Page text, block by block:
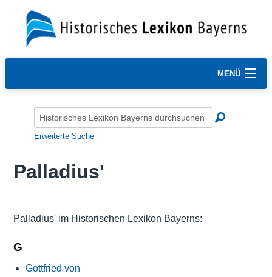
MENÜ
Erweiterte Suche
Palladius'
Palladius' im Historischen Lexikon Bayerns:
G
Gottfried von